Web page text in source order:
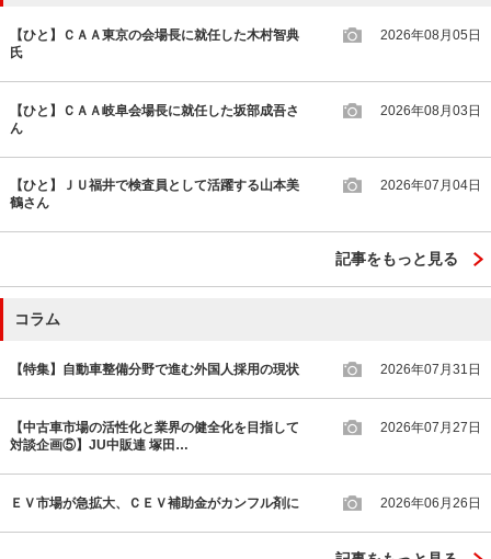
【ひと】ＣＡＡ東京の会場長に就任した木村智典
氏
2026年08月05日
【ひと】ＣＡＡ岐阜会場長に就任した坂部成吾さ
ん
2026年08月03日
【ひと】ＪＵ福井で検査員として活躍する山本美
鶴さん
2026年07月04日
記事をもっと見る
コラム
【特集】自動車整備分野で進む外国人採用の現状 2026年07月31日
【中古車市場の活性化と業界の健全化を目指して
対談企画⑤】JU中販連 塚田…
2026年07月27日
ＥＶ市場が急拡大、ＣＥＶ補助金がカンフル剤に 2026年06月26日